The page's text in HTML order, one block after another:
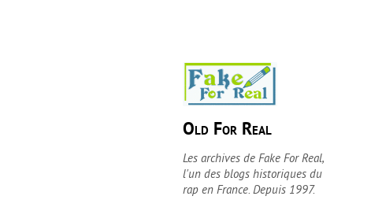
Old For Real
Les archives de Fake For Real,
l'un des blogs historiques du
rap en France. Depuis 1997.